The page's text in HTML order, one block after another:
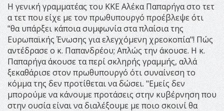
Η γενική γραμματέας του ΚΚΕ Αλέκα Παπαρήγα στο τετ
α τετ που είχε με τον πρωθυπουργό προέβλεψε ότι
"θα υπάρξει κάποια συμφωνία στα πλαίσια της
Ευρωπαϊκής Ένωσης για ελεγχόμενη χρεοκοπία"! Πώς
αντέδρασε ο κ. Παπανδρέου; Απλώς την άκουσε. Η κ.
Παπαρήγα άκουσε τα περί σκληρής γραμμής, αλλά
ξεκαθάρισε στον πρωθυπουργό ότι συναίνεση το
κόμμα της δεν προτίθεται να δώσει. "Εμείς δεν
μπορούμε να κάνουμε προτάσεις στην κυβέρνηση που
στην ουσία είναι να διαλέξουμε με ποιο σκοινί θα